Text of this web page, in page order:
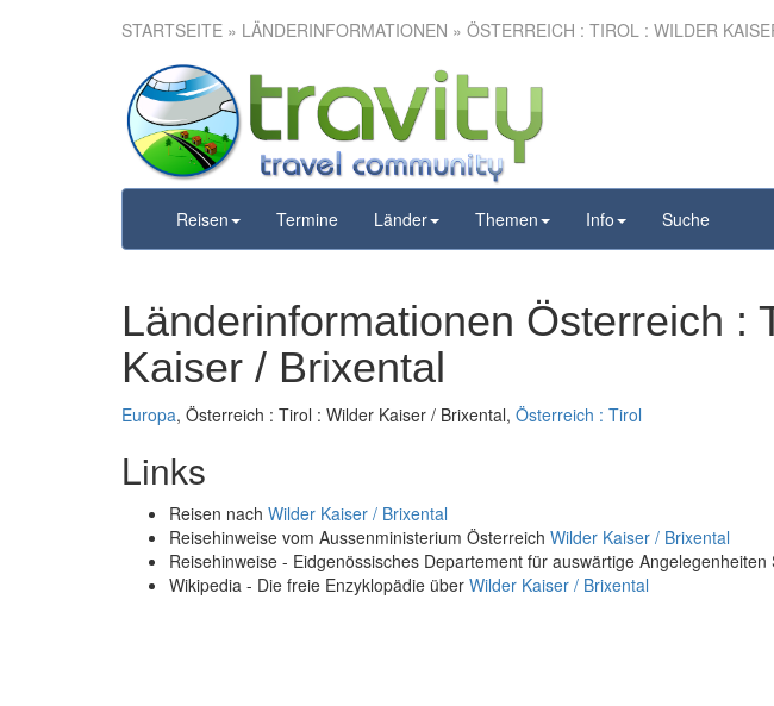
STARTSEITE » LÄNDERINFORMATIONEN » ÖSTERREICH : TIROL : WILDER
Reisen Termine Länder Themen Info Suche
Länderinformationen Österreich :
Kaiser / Brixental
Europa, Österreich : Tirol : Wilder Kaiser / Brixental, Österreich : Tirol
Links
Reisen nach Wilder Kaiser / Brixental
Reisehinweise vom Aussenministerium Österreich Wilder Kaiser / Brixental
Reisehinweise - Eidgenössisches Departement für auswärtige Angelegenheiten
Wikipedia - Die freie Enzyklopädie über Wilder Kaiser / Brixental